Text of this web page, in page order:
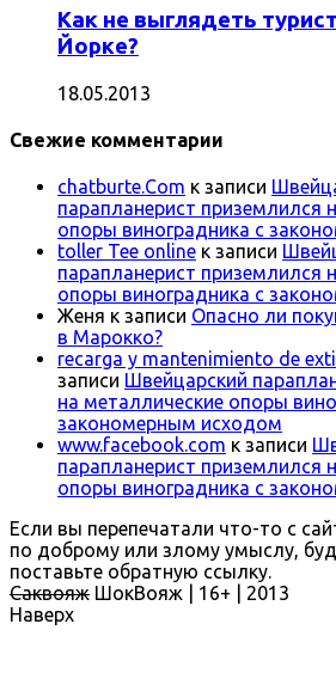
Как не выглядеть
Йорке?
18.05.2013
Свежие комментарии
chatburte.Com к записи
парапланерист приземлился
опоры виноградника с
toller Tee online к записи
парапланерист приземлился
опоры виноградника с
Женя к записи Опасно ли
в Марокко?
recarga y mantenimiento de
записи Швейцарский
на металлические опоры
закономерным исходом
www.facebook.com к записи
парапланерист приземлился
опоры виноградника с
Если вы перепечатали что-то с
по доброму или злому умыслу,
поставьте обратную ссылку.
Саквояж ШокВояж | 16+ | 2013
Наверх